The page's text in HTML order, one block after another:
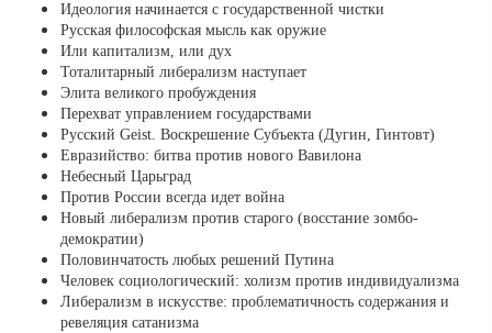
Идеология начинается с государственной чистки
Русская философская мысль как оружие
Или капитализм, или дух
Тоталитарный либерализм наступает
Элита великого пробуждения
Перехват управлением государствами
Русский Geist. Воскрешение Субъекта (Дугин, Гинтовт)
Евразийство: битва против нового Вавилона
Небесный Царьград
Против России всегда идет война
Новый либерализм против старого (восстание зомбо-
демократии)
Половинчатость любых решений Путина
Человек социологический: холизм против индивидуализма
Либерализм в искусстве: проблематичность содержания и
ревеляция сатанизма